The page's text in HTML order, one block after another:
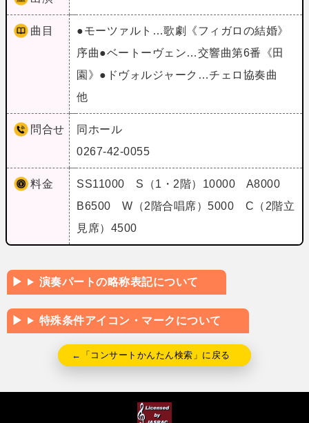
曲目
●モーツァルト…歌劇《フィガロの結婚》
序曲●ベートーヴェン…交響曲第6番《田
園》●ドヴォルジャーク…チェロ協奏曲
他
問合せ
同ホール
0267-42-0055
料金
SS11000 S（1・2階）10000 A8000
B6500 W（2階合唱席）5000 C（2階立
見席）4500
演奏パートの略称表記について
特殊条件アイコン・マークについて
←「コンサートかんたん検索」に戻る